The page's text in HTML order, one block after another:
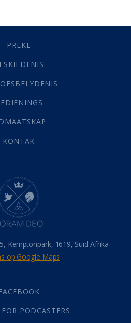
Groei(10)
(21)
Areas(4)
(3)
(1)
(22)
(31)
(14)
(1)
(19)
liggaam
(27)
Vader(12)
PREKE
KONTAK
Kemptonpark, 1619, Suid-Afrika
op Google Maps
PODCASTERS